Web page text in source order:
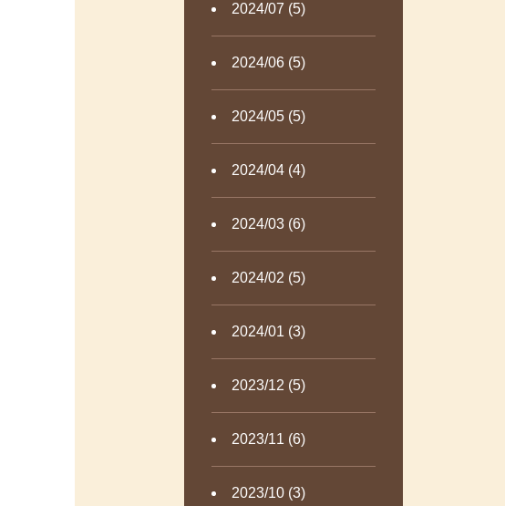
2024/07 (5)
2024/06 (5)
2024/05 (5)
2024/04 (4)
2024/03 (6)
2024/02 (5)
2024/01 (3)
2023/12 (5)
2023/11 (6)
2023/10 (3)